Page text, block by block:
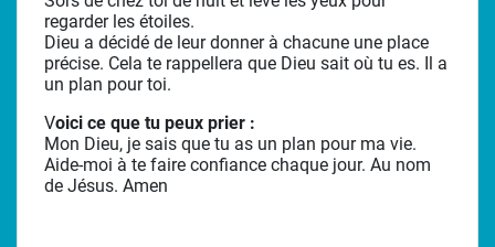
regarder les étoiles.
Dieu a décidé de leur donner à chacune une place
précise. Cela te rappellera que Dieu sait où tu es. Il a
un plan pour toi.
Voici ce que tu peux prier :
Mon Dieu, je sais que tu as un plan pour ma vie.
Aide-moi à te faire confiance chaque jour. Au nom
de Jésus. Amen